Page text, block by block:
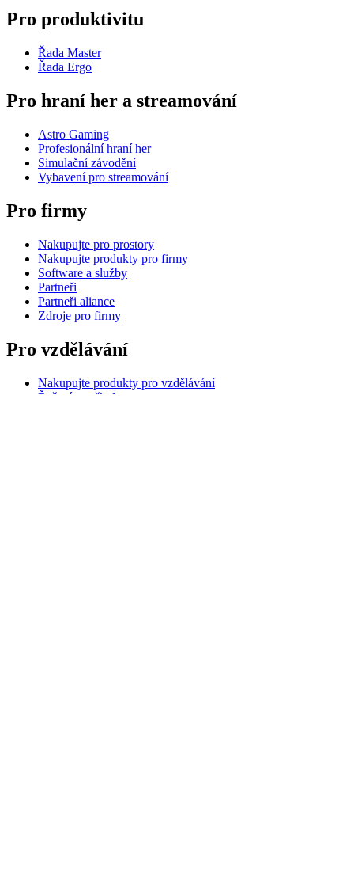
Pro produktivitu
Řada Master
Řada Ergo
Pro hraní her a streamování
Astro Gaming
Profesionální hraní her
Simulační závodění
Vybavení pro streamování
Pro firmy
Nakupujte pro prostory
Nakupujte produkty pro firmy
Software a služby
Partneři
Partneři aliance
Zdroje pro firmy
Pro vzdělávání
Nakupujte produkty pro vzdělávání
Řešení pro školy